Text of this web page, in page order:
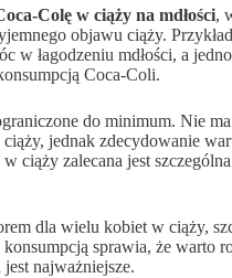
Colę w ciąży na mdłości,
objawu ciąży.
łagodzeniu mdłości, a
Coca-Coli.
do minimum. Nie
jednak zdecydowanie
ciąży zalecana jest
dla wielu kobiet w ciąży,
sprawia, że warto
najważniejsze.